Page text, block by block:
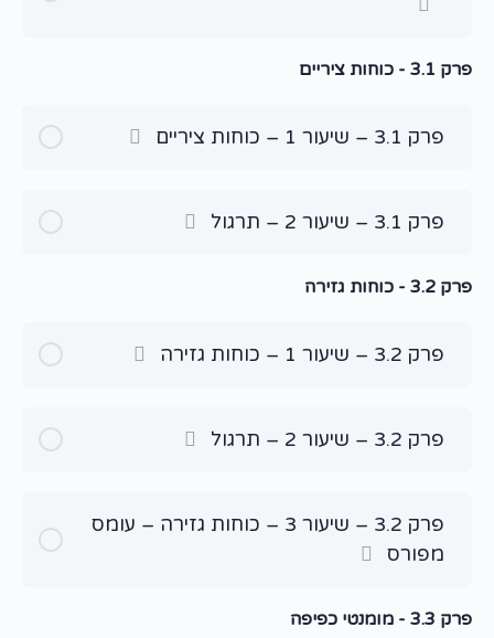
פרק 3.1 - כוחות ציריים
פרק 3.1 – שיעור 1 – כוחות ציריים
פרק 3.1 – שיעור 2 – תרגול
פרק 3.2 - כוחות גזירה
פרק 3.2 – שיעור 1 – כוחות גזירה
פרק 3.2 – שיעור 2 – תרגול
פרק 3.2 – שיעור 3 – כוחות גזירה – עומס
מפורס
פרק 3.3 - מומנטי כפיפה